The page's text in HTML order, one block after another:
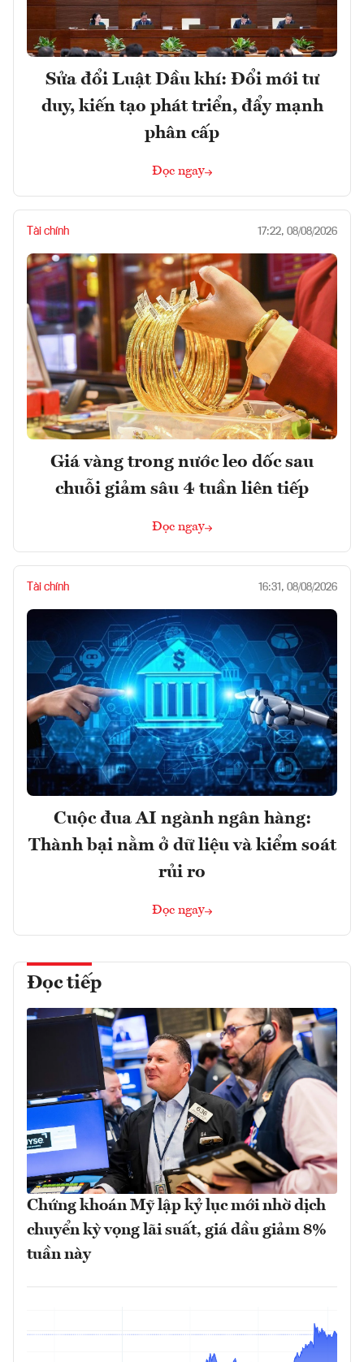
Sửa đổi Luật Dầu khí: Đổi mới tư
duy, kiến tạo phát triển, đẩy mạnh
phân cấp
Đọc ngay
Tài chính 17:22, 08/08/2026
Giá vàng trong nước leo dốc sau
chuỗi giảm sâu 4 tuần liên tiếp
Đọc ngay
Tài chính 16:31, 08/08/2026
Cuộc đua AI ngành ngân hàng:
Thành bại nằm ở dữ liệu và kiểm soát
rủi ro
Đọc ngay
Đọc tiếp
Chứng khoán Mỹ lập kỷ lục mới nhờ dịch
chuyển kỳ vọng lãi suất, giá dầu giảm 8%
tuần này